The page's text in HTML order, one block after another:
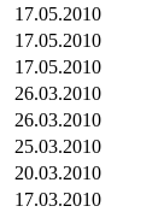
17.05.2010
17.05.2010
17.05.2010
26.03.2010
26.03.2010
25.03.2010
20.03.2010
17.03.2010